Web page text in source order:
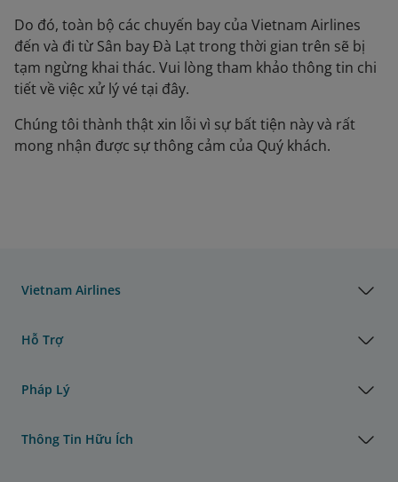
Do đó, toàn bộ các chuyến bay của Vietnam Airlines
đến và đi từ Sân bay Đà Lạt trong thời gian trên sẽ bị
tạm ngừng khai thác. Vui lòng tham khảo thông tin chi
tiết về việc xử lý vé tại đây.
Chúng tôi thành thật xin lỗi vì sự bất tiện này và rất
mong nhận được sự thông cảm của Quý khách.
Vietnam Airlines
Hỗ Trợ
Pháp Lý
Thông Tin Hữu Ích